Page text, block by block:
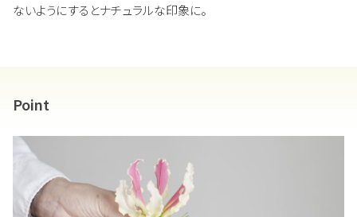
ないようにするとナチュラルな印象に。
Point